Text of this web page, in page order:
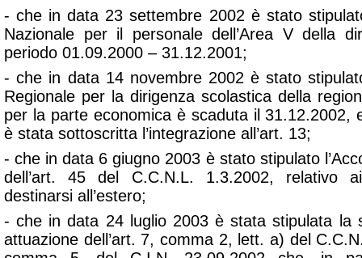
- che in data 23 settembre 2002 è stato
Nazionale per il personale dell’Area V della
periodo 01.09.2000 – 31.12.2001;
- che in data 14 novembre 2002 è stato
Regionale per la dirigenza scolastica della
per la parte economica è scaduta il 31.12.2002,
è stata sottoscritta l’integrazione all’art. 13;
- che in data 6 giugno 2003 è stato stipulato
dell’art. 45 del C.C.N.L. 1.3.2002, relativo
destinarsi all’estero;
- che in data 24 luglio 2003 è stata stipulata la
attuazione dell’art. 7, comma 2, lett. a) del